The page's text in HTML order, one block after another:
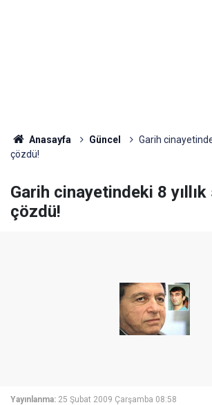
Anasayfa Güncel
Garih
çözdü!
Garih cinayetindeki 8 yıllık
çözdü!
Yayınlanma: 25 Şubat 2009 Çarşamba 08:58